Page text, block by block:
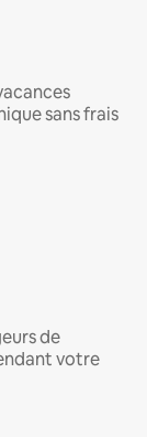
sans frais
de
votre